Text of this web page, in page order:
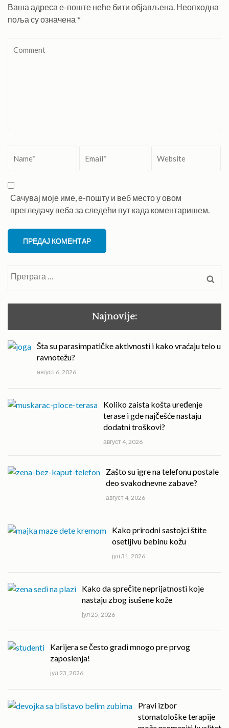
Ваша адреса е-поште неће бити објављена. Неопходна
поља су означена *
Сачувај моје име, е-пошту и веб место у овом
прегледачу веба за следећи пут када коментаришем.
Najnovije:
Šta su parasimpatičke aktivnosti i kako vraćaju telo u
ravnotežu?
август 6, 2026
Koliko zaista košta uređenje
terase i gde najčešće nastaju
dodatni troškovi?
август 4, 2026
Zašto su igre na telefonu postale
deo svakodnevne zabave?
август 4, 2026
Kako prirodni sastojci štite
osetljivu bebinu kožu
јул 31, 2026
Kako da sprečite neprijatnosti koje
nastaju zbog isušene kože
јул 25, 2026
Karijera se često gradi mnogo pre prvog
zaposlenja!
јул 23, 2026
Pravi izbor
stomatološke terapije